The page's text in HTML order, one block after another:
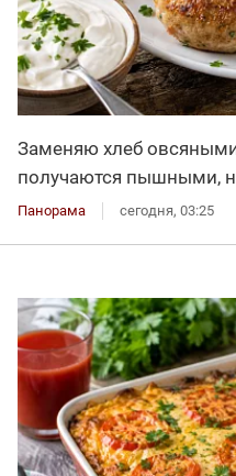
Заменяю хлеб
получаются пышными,
Панорама сегодня, 03:25